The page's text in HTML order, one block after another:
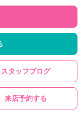
スタッフブログ
来店予約する